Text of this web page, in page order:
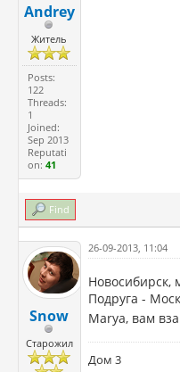
Andrey
Житель
Posts:
122
Threads:
1
Joined:
Sep 2013
Reputati
on:41
Find
Snow
Старожил
26-09-2013, 11:04
Новосибирск,
Подруга -
Marya, вам
Дом 3